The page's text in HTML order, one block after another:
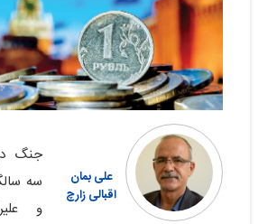
علی بمان
اقبالی زارچ
جنگ
سه
و